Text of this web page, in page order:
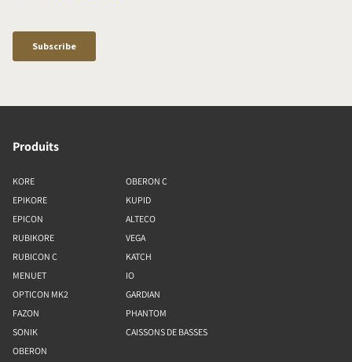
Produits
KORE
EPIKORE
EPICON
RUBIKORE
RUBICON C
MENUET
OPTICON MK2
FAZON
SONIK
OBERON
OBERON C
KUPID
ALTECO
VEGA
KATCH
IO
GARDIAN
PHANTOM
CAISSONS DE BASSES